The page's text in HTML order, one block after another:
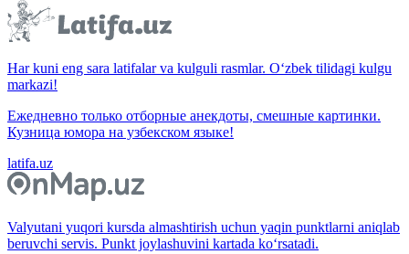
Har kuni eng sara latifalar va kulguli rasmlar. O‘zbek tilidagi kulgu
markazi!
Ежедневно только отборные анекдоты, смешные картинки.
Кузница юмора на узбекском языке!
latifa.uz
Valyutani yuqori kursda almashtirish uchun yaqin punktlarni aniqlab
beruvchi servis. Punkt joylashuvini kartada ko‘rsatadi.